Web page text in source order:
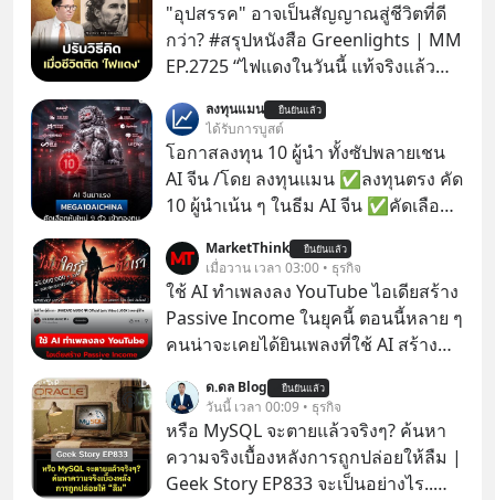
"อุปสรรค" อาจเป็นสัญญาณสู่ชีวิตที่ดี
กว่า? #สรุปหนังสือ Greenlights | MM
EP.2725 “ไฟแดงในวันนี้ แท้จริงแล้ว
เปลี่ยนสี” McConaughey ดาราดาวรุ่ง
ในยุคหนึ่ง เคยปฏิเสธเงินค่าตัวหนังรอม
คอมที่สูงถึง 14.5 ล้านดอลลาร์ (หรือ
ราว 500 ล้านบาท) เพียงเพราะเขาไม่
อยากขังตัวเองไว้ในกล่องเดิมๆ ผลที่
ตามมาคือ โทรศัพท์ของเขากลายเป็น
ความเงียบสนิทนานถึง 14 เดือนเต็ม แต่
ความเงียบและ "ไฟแดง" ในวันนั้นกลับ
กลายเป็นการถอยหลังเพื่อตั้งหลัก จนส่ง
ให้เขาก้าวขึ้นไปยืนถือรางวัลออสการ์
ในบทบาทที่เปลี่ยนชีวิตเขาไปตลอดกาล
ใน MM EP. นี้ เราจะมาร่วมถอดรหัส
และปรับวิธีคิดกันว่า Greenlight (ไฟ
เขียว) จะสร้างมันขึ้นมาล่วงหน้าด้วย
วินัยและความพร้อมได้อย่างไร?
ลงทุนแมน ยืนยันแล้ว
ได้รับการบูสต์
โอกาสลงทุน 10 ผู้นำ ทั้งซัปพลายเชน
AI จีน /โดย ลงทุนแมน ✅ลงทุนตรง คัด
10 ผู้นำเน้น ๆ ในธีม AI จีน ✅คัดเลือก
เจ้าของผู้นำ AI จีน ตั้งแต่โรงงานผลิตชิป
หน่วยความจำ โมเดล AI ยันหุ่นยนต์
✅ได้การรับยกเว้นภาษี Capital Gain
ตามกฎหมายภาษีของประเทศไทย
MarketThink ยืนยันแล้ว
เมื่อวาน เวลา 03:00 • ธุรกิจ
ใช้ AI ทำเพลงลง YouTube ไอเดียสร้าง
Passive Income ในยุคนี้ ตอนนี้หลาย ๆ
คนน่าจะเคยได้ยินเพลงที่ใช้ AI สร้าง
รู้ตัวเรา” จากช่องชื่อว่า UNHEARD
MUSIC ที่ตอนนี้มียอดรับชมกว่า 26
ล้านครั้งแล้ว
ด.ดล Blog ยืนยันแล้ว
วันนี้ เวลา 00:09 • ธุรกิจ
หรือ MySQL จะตายแล้วจริงๆ? ค้นหา
ความจริงเบื้องหลังการถูกปล่อยให้ลืม |
Geek Story EP833 จะเป็นอย่างไร..